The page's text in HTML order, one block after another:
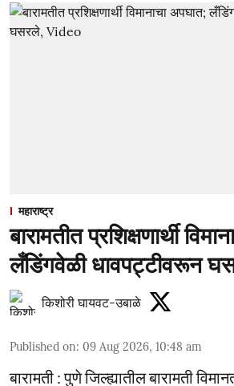
महाराष्ट्र
बारामतीत प्रशिक्षणार्थी
लँडिंगवेळी धावपट्टीवरून
किशोरी घायवट-उबाळे
Published on: 09 Aug 2026, 10:48 am
बारामती : पुणे जिल्ह्यातील बारामती